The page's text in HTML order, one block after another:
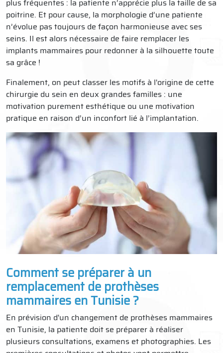
plus fréquentes : la patiente n’apprécie plus la taille de sa
poitrine. Et pour cause, la morphologie d’une patiente
n’évolue pas toujours de façon harmonieuse avec ses
seins. Il est alors nécessaire de faire remplacer les
implants mammaires pour redonner à la silhouette toute
sa grâce !
Finalement, on peut classer les motifs à l'origine de cette
chirurgie du sein en deux grandes familles : une
motivation purement esthétique ou une motivation
pratique en raison d’un inconfort lié à l’implantation.
Comment se préparer à un
remplacement de prothèses
mammaires en Tunisie ?
En prévision d'un changement de prothèses mammaires
en Tunisie, la patiente doit se préparer à réaliser
plusieurs consultations, examens et photographies. Les